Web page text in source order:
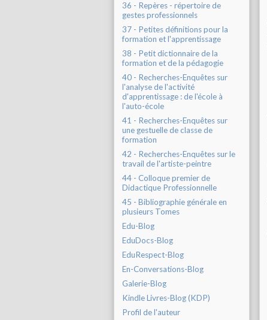
36 - Repères - répertoire de
gestes professionnels
37 - Petites définitions pour la
formation et l'apprentissage
38 - Petit dictionnaire de la
formation et de la pédagogie
40 - Recherches-Enquêtes sur
l'analyse de l'activité
d'apprentissage : de l'école à
l'auto-école
41 - Recherches-Enquêtes sur
une gestuelle de classe de
formation
42 - Recherches-Enquêtes sur le
travail de l'artiste-peintre
44 - Colloque premier de
Didactique Professionnelle
45 - Bibliographie générale en
plusieurs Tomes
Edu-Blog
EduDocs-Blog
EduRespect-Blog
En-Conversations-Blog
Galerie-Blog
Kindle Livres-Blog (KDP)
Profil de l'auteur